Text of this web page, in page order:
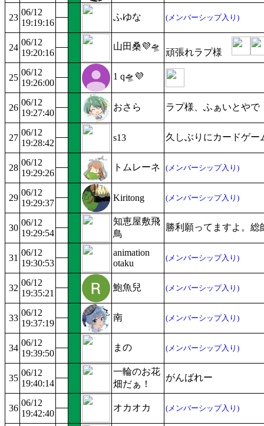
23
06/12
19:19:16
ふゆな (メンバーシップ入り)
24
06/12
19:20:16
山田桑💜🛸
頑張れラプ様
25
06/12
19:26:00
1 q🛸💜
26
06/12
19:27:40
おさら ラプ様、ふぁいとやで
27
06/12
19:28:42
s13 久しぶりにカードゲー
28
06/12
19:29:26
トムレーネ (メンバーシップ入り)
29
06/12
19:29:37
Kiritong (メンバーシップ入り)
30
06/12
19:29:54
知恵屋敷飛
鳥
勝利願ってますよ。総
31
06/12
19:30:53
animation
otaku
(メンバーシップ入り)
32
06/12
19:35:21
鮑魚兒 (メンバーシップ入り)
33
06/12
19:37:19
南 (メンバーシップ入り)
34
06/12
19:39:50
まの (メンバーシップ入り)
35
06/12
19:40:14
一輪のお花
畑だぁ！
がんばれー
36
06/12
19:42:40
オカオカ (メンバーシップ入り)